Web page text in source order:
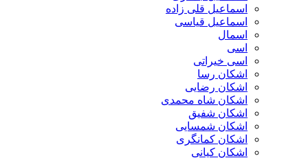
اسماعیل قلی زاده
اسماعیل قیاسی
اسمال
اسی
اسی خیراتی
اشکان رسا
اشکان رضایی
اشکان شاه محمدی
اشکان شفیق
اشکان شمسایی
اشکان‌ کمانگری
اشکان کیانی